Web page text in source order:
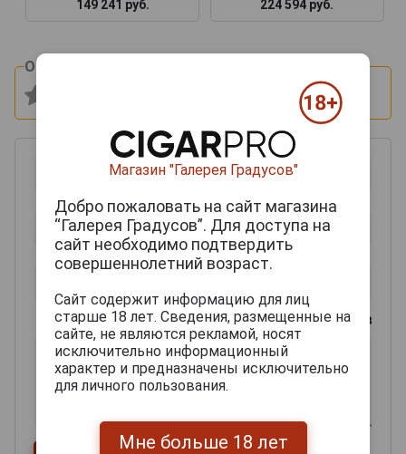
149 241 руб. 224 594 руб.
Оцените и напишите отзыв:
0из 2000 знаков
Магазин "Галерея Градусов"
Добро пожаловать на сайт магазина
“Галерея Градусов”. Для доступа на
сайт необходимо подтвердить
совершеннолетний возраст.
Сайт содержит информацию для лиц
старше 18 лет. Сведения, размещенные на
сайте, не являются рекламой, носят
исключительно информационный
характер и предназначены исключительно
для личного пользования.
Мне больше 18 лет